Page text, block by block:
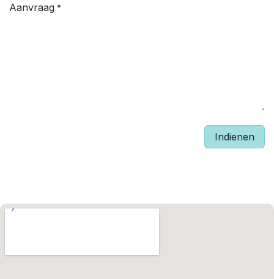
Aanvraag *
Indienen